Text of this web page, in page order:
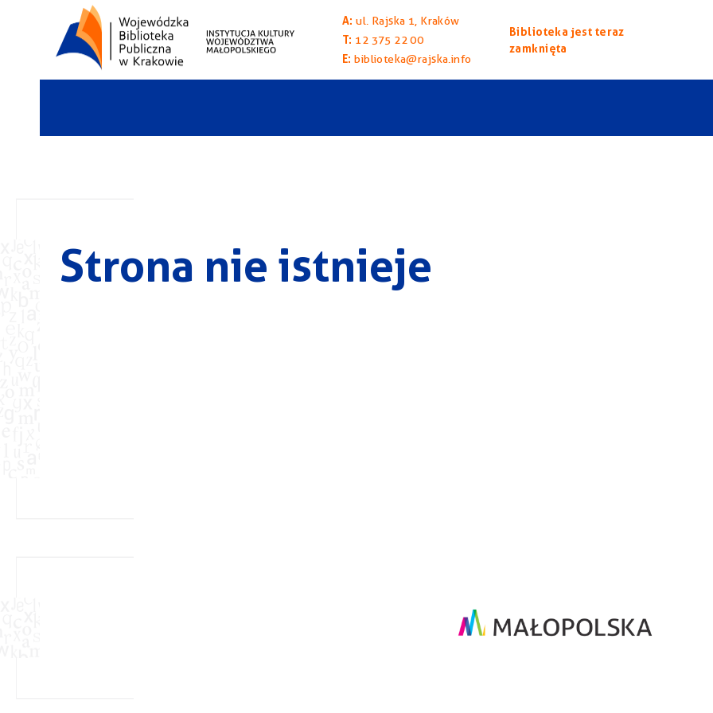
A:ul. Rajska 1, Kraków
T: 12 375 22 00
E:biblioteka@rajska.info
Biblioteka jest teraz
zamknięta
Strona nie istnieje